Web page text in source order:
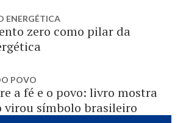
ENERGÉTICA
zero como pilar da
POVO
a fé e o povo: livro mostra
virou símbolo brasileiro